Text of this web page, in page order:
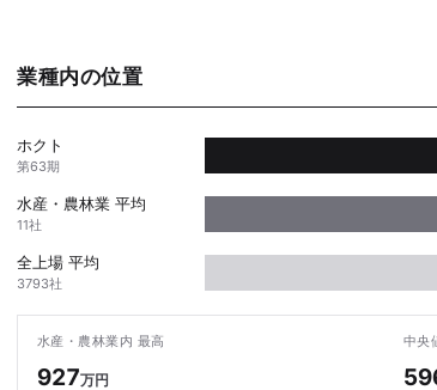
業種内の位置
ホクト
第63期
水産・農林業 平均
11社
全上場 平均
3793社
水産・農林業内 最高
927万円
中央